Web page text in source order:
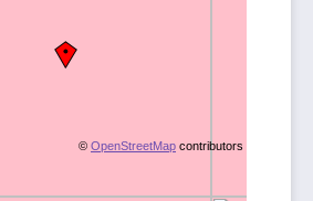
© OpenStreetMap contributors